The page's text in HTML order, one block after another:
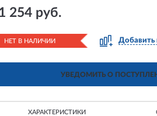
254 руб.
НЕТ В НАЛИЧИИ Добавить
УВЕДОМИТЬ О
ХАРАКТЕРИСТИКИ